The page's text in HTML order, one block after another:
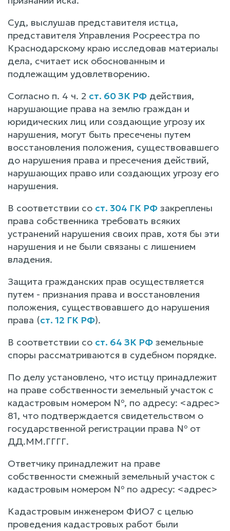
Суд, выслушав представителя истца,
представителя Управления Росреестра по
Краснодарскому краю исследовав материалы
дела, считает иск обоснованным и
подлежащим удовлетворению.
Согласно п. 4 ч. 2 ст. 60 ЗК РФ действия,
нарушающие права на землю граждан и
юридических лиц или создающие угрозу их
нарушения, могут быть пресечены путем
восстановления положения, существовавшего
до нарушения права и пресечения действий,
нарушающих право или создающих угрозу его
нарушения.
В соответствии со ст. 304 ГК РФ закреплены
права собственника требовать всяких
устранений нарушения своих прав, хотя бы эти
нарушения и не были связаны с лишением
владения.
Защита гражданских прав осуществляется
путем - признания права и восстановления
положения, существовавшего до нарушения
права (ст. 12 ГК РФ).
В соответствии со ст. 64 ЗК РФ земельные
споры рассматриваются в судебном порядке.
По делу установлено, что истцу принадлежит
на праве собственности земельный участок с
кадастровым номером №, по адресу: <адрес>
81, что подтверждается свидетельством о
государственной регистрации права № от
ДД.ММ.ГГГГ.
Ответчику принадлежит на праве
собственности смежный земельный участок с
кадастровым номером № по адресу: <адрес>
Кадастровым инженером ФИО7 с целью
проведения кадастровых работ были